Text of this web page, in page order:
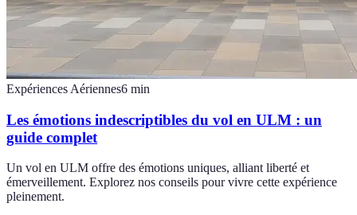
Expériences Aériennes6 min
Les émotions indescriptibles du vol en ULM : un
guide complet
Un vol en ULM offre des émotions uniques, alliant liberté et
émerveillement. Explorez nos conseils pour vivre cette expérience
pleinement.